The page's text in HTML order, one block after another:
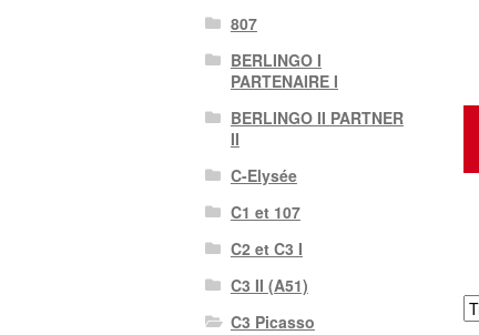
807
BERLINGO I
PARTENAIRE I
BERLINGO II PARTNER
II
C-Elysée
C1 et 107
C2 et C3 I
C3 II (A51)
C3 Picasso